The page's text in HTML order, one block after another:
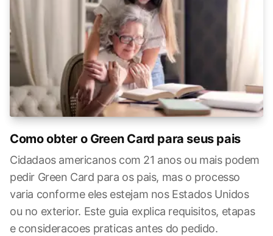
Como obter o Green Card para seus pais
Cidadaos americanos com 21 anos ou mais podem
pedir Green Card para os pais, mas o processo
varia conforme eles estejam nos Estados Unidos
ou no exterior. Este guia explica requisitos, etapas
e consideracoes praticas antes do pedido.